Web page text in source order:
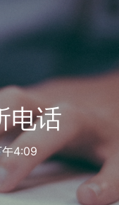
电话
4:09